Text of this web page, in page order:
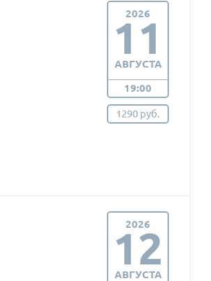
2026
11
АВГУСТА
19:00
1290 руб.
2026
12
АВГУСТА